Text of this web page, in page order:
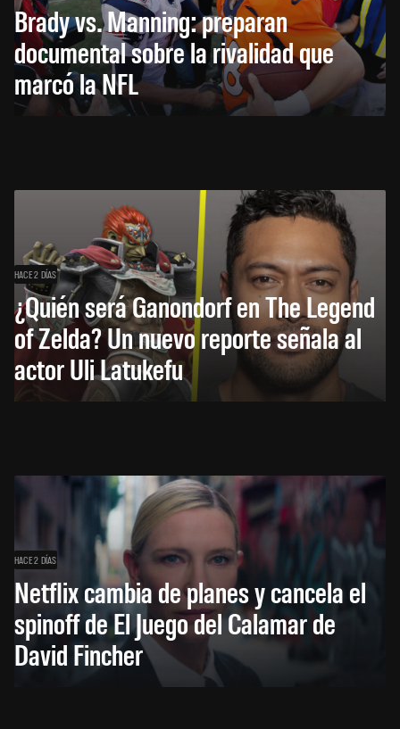
Brady vs. Manning: preparan
documental sobre la rivalidad que
marcó la NFL
HACE 2 DÍAS
¿Quién será Ganondorf en The Legend
of Zelda? Un nuevo reporte señala al
actor Uli Latukefu
HACE 2 DÍAS
Netflix cambia de planes y cancela el
spinoff de El Juego del Calamar de
David Fincher